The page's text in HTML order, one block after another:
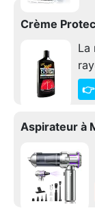
Crème
La
Aspirateur à